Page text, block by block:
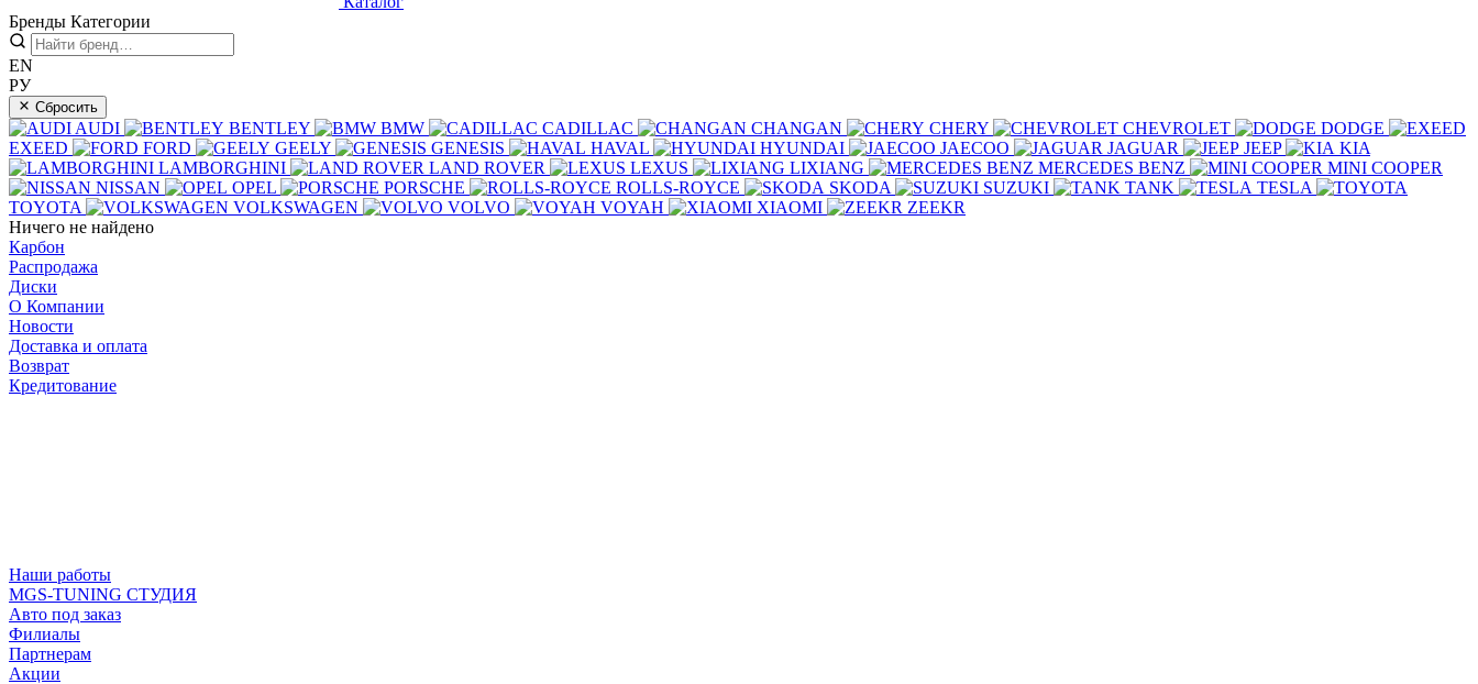
Бренды Категории
EN
РУ
Сбросить
AUDI BENTLEY BMW CADILLAC CHANGAN CHERY CHEVROLET
DODGE
EXEED
FORD GEELY GENESIS HAVAL HYUNDAI JAECOO JAGUAR JEEP
KIA
LAMBORGHINI
LAND ROVER LEXUS LIXIANG MERCEDES BENZ
MINI COOPER
NISSAN
OPEL PORSCHE ROLLS-ROYCE SKODA SUZUKI TANK
TESLA
TOYOTA
VOLKSWAGEN VOLVO VOYAH XIAOMI
ZEEKR
Ничего не найдено
Карбон
Распродажа
Диски
О Компании
Новости
Доставка и оплата
Возврат
Кредитование
Наши работы
MGS-TUNING СТУДИЯ
Авто под заказ
Филиалы
Партнерам
Акции